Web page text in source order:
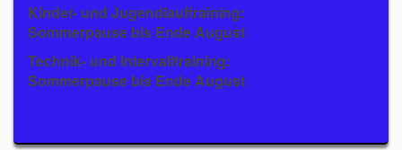
Kinder- und Jugendlauftraining:
Sommerpause bis Ende August
Technik- und Intervalltraining:
Sommerpause bis Ende August